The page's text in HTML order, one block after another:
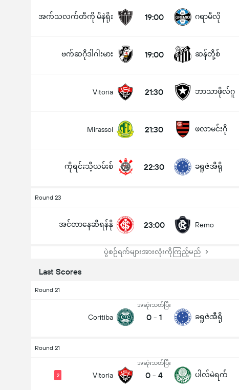
အက်သလက်တီကို မိနဲရိုး 19:00 ဂရာမီလို
ဗက်ဆဂိုဒါဂါးမား 19:00 ဆန်တို့စ်
Vitoria 21:30 ဘာသာဖိုလ်ဂူ
Mirassol 21:30 ဖလာမင်းဂို
ကိုရင်းသီ့ယမ်းစ် 22:30 ခရူဇဲအီရို
Round 23
အင်တာနေဆီရန်နို 23:00 Remo
ပွဲစဉ်ရက်များအားလုံးကိုကြည့်မည်
Last Scores
Round 21
Coritiba
အဆုံးသတ်ပြီး
0 - 1 ခရူဇဲအီရို
Round 21
Vitoria
2
အဆုံးသတ်ပြီး
0 - 4 ပါလ်မဲရက်